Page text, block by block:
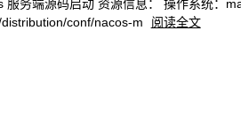
服务端源码启动 资源信息： 操作系统：
conf/nacos-m
阅读全文